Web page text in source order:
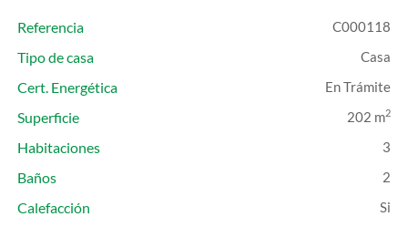
Referencia C000118
Tipo de casa Casa
Cert. Energética En Trámite
Superficie 202 m2
Habitaciones 3
Baños 2
Calefacción